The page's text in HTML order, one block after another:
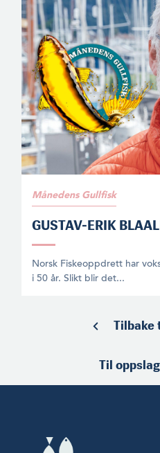
Månedens Gullfisk
GUSTAV-ERIK
Norsk Fiskeoppdrett har
i 50 år. Slikt blir det...
Tilbake
Til